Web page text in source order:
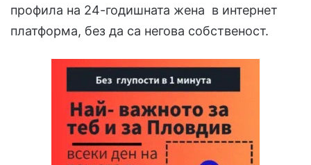
профила на 24-годишната жена в интернет
платформа, без да са негова собственост.